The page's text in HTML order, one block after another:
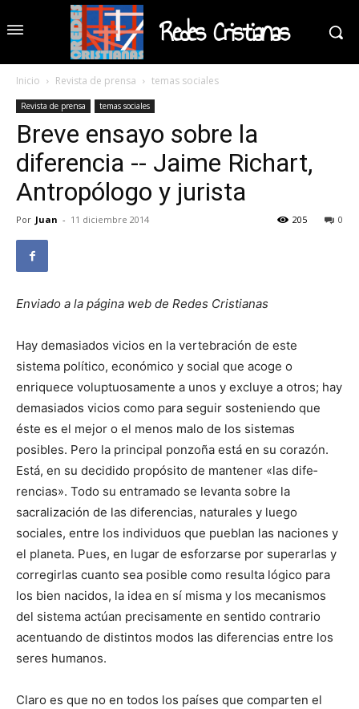
Redes Cristianas
Inicio Revista de prensa temas sociales
Revista de prensa temas sociales
Breve ensayo sobre la
diferencia -- Jaime Richart,
Antropólogo y jurista
Por Juan - 11 diciembre 2014 0
205
Enviado a la página web de Redes Cristianas
Hay demasiados vicios en la vertebración de este
sistema polí­tico, económico y social que acoge o
enriquece voluptuo­samente a unos y excluye a otros; hay
demasiados vicios como para seguir sosteniendo que
éste es el mejor o el menos malo de los sistemas
posibles. Pero la principal ponzoña está en su corazón.
Está, en su decidido propósito de mantener «las dife­
rencias». Todo su entra­mado se levanta sobre la
sacralización de las diferencias, naturales y luego
sociales, entre los indivi­duos que pueblan las naciones y
el planeta. Pues, en lugar de esforzarse por superarlas y
corregirlas cuanto sea posible como resulta lógico para
los bien nacidos, la idea en sí misma y los mecanismos
del sistema actúan precisa­mente en sentido contra­rio
acentuando de distintos modos las di­ferencias entre los
se­res humanos.
Claro es que no en todos los países que comparten el